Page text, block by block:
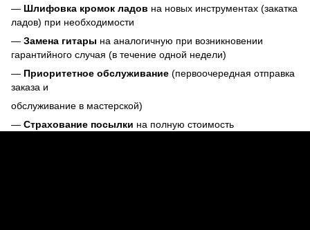
— Шлифовка кромок ладов на новых инструментах (закатка
ладов) при необходимости
— Замена гитары на аналогичную при возникновении
гарантийного случая (в течение одной недели)
— Приоритетное обслуживание (первоочередная отправка
заказа и
обслуживание в мастерской)
— Страхование посылки на полную стоимость